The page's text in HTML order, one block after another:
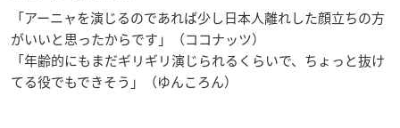
「アーニャを演じるのであれば少し日本人離れした顔立ちの方
がいいと思ったからです」（ココナッツ）
「年齢的にもまだギリギリ演じられるくらいで、ちょっと抜け
てる役でもできそう」（ゆんころん）